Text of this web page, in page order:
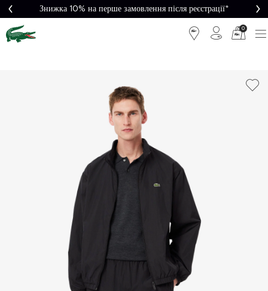
Знижка 10% на перше замовлення після реєстрації*
0
повернення
Безкоштовна
доставка від
5000₴*